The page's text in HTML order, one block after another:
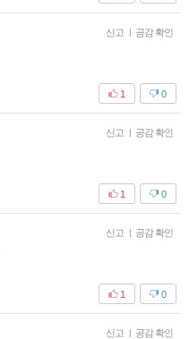
신고 | 공감 확인
0
1
신고 | 공감 확인
0
1
신고 | 공감 확인
0
1
신고 | 공감 확인